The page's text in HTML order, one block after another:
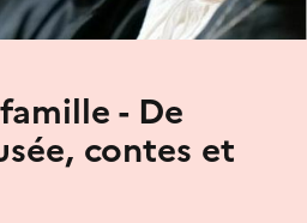
- De
contes et